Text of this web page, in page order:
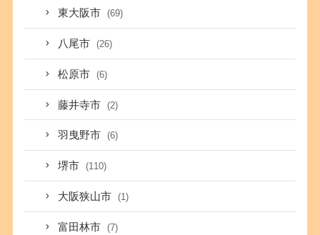
東大阪市 (69)
八尾市 (26)
松原市 (6)
藤井寺市 (2)
羽曳野市 (6)
堺市 (110)
大阪狭山市 (1)
富田林市 (7)